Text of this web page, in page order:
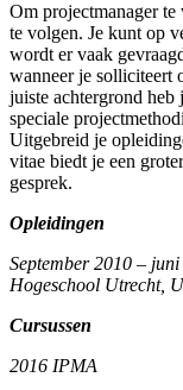
Om projectmanager
te volgen. Je kunt op
wordt er vaak
wanneer je solliciteert
juiste achtergrond
speciale
Uitgebreid je
vitae biedt je een
gesprek.
Opleidingen
September 2010 –
Hogeschool Utrecht,
Cursussen
2016 IPMA